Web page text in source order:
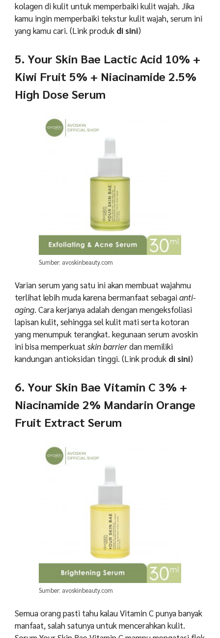
kolagen di kulit untuk memperbaiki kulit wajah. Jika
kamu ingin memperbaiki tekstur kulit wajah, serum ini
yang kamu cari. (Link produk di sini)
5. Your Skin Bae Lactic Acid 10% +
Kiwi Fruit 5% + Niacinamide 2.5%
High Dose Serum
Sumber: avoskinbeauty.com
Varian serum yang satu ini akan membuat wajahmu
terlihat lebih muda karena bermanfaat sebagaianti-
aging. Cara kerjanya adalah dengan mengeksfoliasi
lapisan kulit, sehingga sel kulit mati serta kotoran
yang menumpuk terangkat. kegunaan serum avoskin
ini bisa memperkuat skin barrierdan memiliki
kandungan antioksidan tinggi. (Link produk di sini)
6. Your Skin Bae Vitamin C 3% +
Niacinamide 2% Mandarin Orange
Fruit Extract Serum
Sumber: avoskinbeauty.com
Semua orang pasti tahu kalau Vitamin C punya banyak
manfaat, salah satunya untuk mencerahkan kulit.